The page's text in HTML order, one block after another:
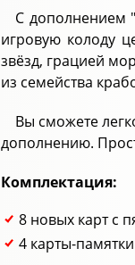
С дополнением
игровую колоду
звёзд, грацией
из семейства
Вы сможете
дополнению.
Комплектация:
8 новых карт с
4 карты-